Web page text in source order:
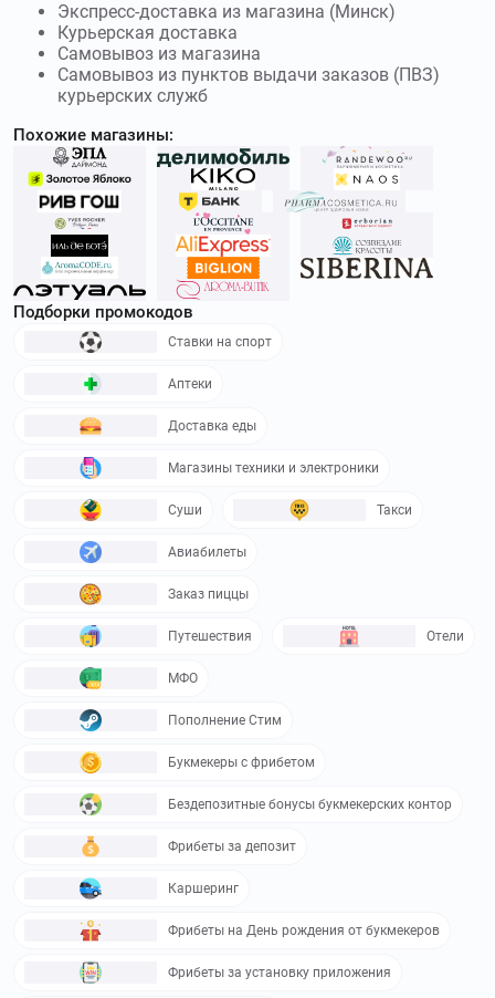
Экспресс-доставка из магазина (Минск)
Курьерская доставка
Самовывоз из магазина
Самовывоз из пунктов выдачи заказов (ПВЗ)
курьерских служб
Похожие магазины:
Подборки промокодов
Ставки на спорт
Аптеки
Доставка еды
Магазины техники и электроники
Суши Такси
Авиабилеты
Заказ пиццы
Путешествия Отели
МФО
Пополнение Стим
Букмекеры с фрибетом
Бездепозитные бонусы букмекерских контор
Фрибеты за депозит
Каршеринг
Фрибеты на День рождения от букмекеров
Фрибеты за установку приложения